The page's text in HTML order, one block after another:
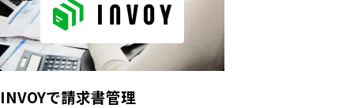
INVOYで請求書管理